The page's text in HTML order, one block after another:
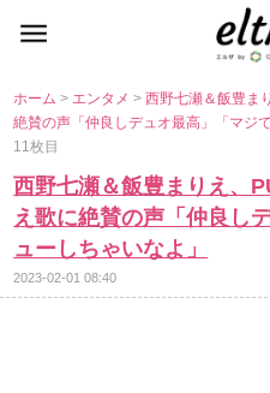
ホーム> エンタメ>西野七瀬＆飯豊ま
絶賛の声「仲良しデュオ最高」「マジ
11枚目
西野七瀬＆飯豊まりえ、
え歌に絶賛の声「仲良し
ューしちゃいなよ」
2023-02-01 08:40